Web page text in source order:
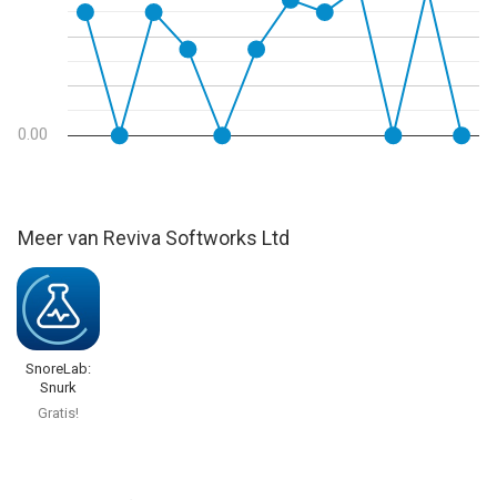
vergeleken op 6 Aug om 21:17.
0.00
Meer van Reviva Softworks Ltd
SnoreLab:
Snurk
opnames
Gratis!